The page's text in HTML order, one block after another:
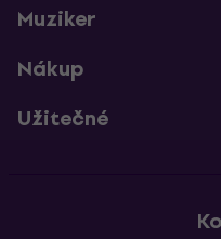
Muziker
Nákup
Užitečné